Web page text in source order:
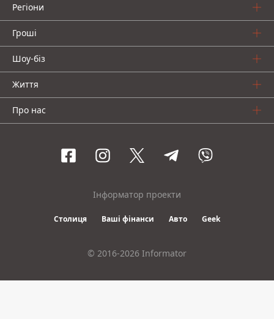
Регіони
Гроші
Шоу-біз
Життя
Про нас
Інформатор проекти
Столиця Ваші фінанси Авто Geek
© 2016-2026 Informator